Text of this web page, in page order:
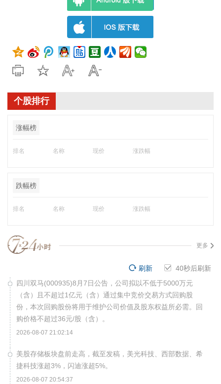
个股排行
涨幅榜
排名 名称 现价 涨跌幅
跌幅榜
排名 名称 现价 涨跌幅
更多
40秒后刷新
刷新
四川双马(000935)8月7日公告，公司拟以不低于5000万元
（含）且不超过1亿元（含）通过集中竞价交易方式回购股
份，本次回购股份将用于维护公司价值及股东权益所必需。回
购价格不超过36元/股（含）。
2026-08-07 21:02:14
美股存储板块盘前走高，截至发稿，美光科技、西部数据、希
捷科技涨超3%，闪迪涨超5%。
2026-08-07 20:54:37